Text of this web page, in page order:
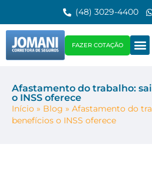
(48) 3029-4400
FAZER COTAÇÃO
Afastamento do trabalho:
o INSS oferece
Início » Blog » Afastamento do
benefícios o INSS oferece